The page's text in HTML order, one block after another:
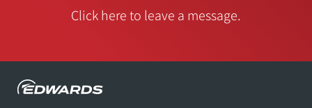
Click here to leave a message.